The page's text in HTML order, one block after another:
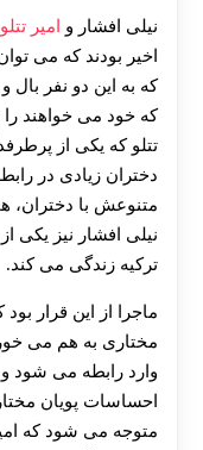
نیلی افشار و امیر تتلو
اخیر بودند که می‌
که به این دو نفر بال و
که خود می‌ خواهند را
تتلو که یکی از
دختران زیادی در
متنوعش با دختران،
نیلی افشار نیز یکی
ترکیه زندگی می‌ کند.
ماجرا از این قرار بود
مختاری به هم می‌ خورد
وارد رابطه می‌ شود
احساسات پویان
متوجه می‌ شود که امیر